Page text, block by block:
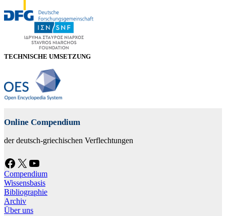
TECHNISCHE UMSETZUNG
Online Compendium
der deutsch-griechischen Verflechtungen
Facebook X YouTube
Compendium
Wissensbasis
Bibliographie
Archiv
Über uns